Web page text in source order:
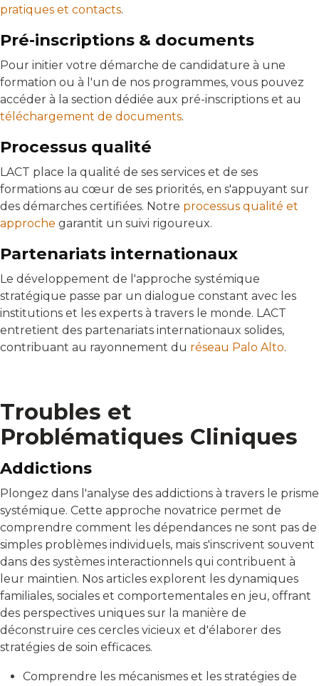
pratiques et contacts.
Pré-inscriptions & documents
Pour initier votre démarche de candidature à une
formation ou à l'un de nos programmes, vous pouvez
accéder à la section dédiée aux pré-inscriptions et au
téléchargement de documents.
Processus qualité
LACT place la qualité de ses services et de ses
formations au cœur de ses priorités, en s'appuyant sur
des démarches certifiées. Notre processus qualité et
approche garantit un suivi rigoureux.
Partenariats internationaux
Le développement de l'approche systémique
stratégique passe par un dialogue constant avec les
institutions et les experts à travers le monde. LACT
entretient des partenariats internationaux solides,
contribuant au rayonnement du réseau Palo Alto.
Troubles et
Problématiques Cliniques
Addictions
Plongez dans l'analyse des addictions à travers le prisme
systémique. Cette approche novatrice permet de
comprendre comment les dépendances ne sont pas de
simples problèmes individuels, mais s'inscrivent souvent
dans des systèmes interactionnels qui contribuent à
leur maintien. Nos articles explorent les dynamiques
familiales, sociales et comportementales en jeu, offrant
des perspectives uniques sur la manière de
déconstruire ces cercles vicieux et d'élaborer des
stratégies de soin efficaces.
Comprendre les mécanismes et les stratégies de